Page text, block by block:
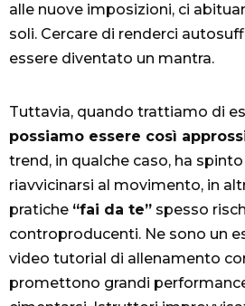
alle nuove imposizioni, ci
soli. Cercare di renderci
essere diventato un mantra.
Tuttavia, quando trattiamo di
possiamo essere così
trend, in qualche caso, ha
riavvicinarsi al movimento, in
pratiche “fai da te” spesso
controproducenti. Ne sono un
video tutorial di allenamento
promettono grandi